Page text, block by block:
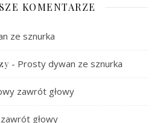
KOMENTARZE
ze sznurka
- Prosty dywan ze sznurka
zawrót głowy
głowy